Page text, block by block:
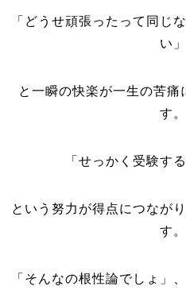
「どうせ頑張ったって同じ
い」
と一瞬の快楽が一生の苦
す。
「せっかく受験す
という努力が得点につなが
す。
「そんなの根性論でしょ」